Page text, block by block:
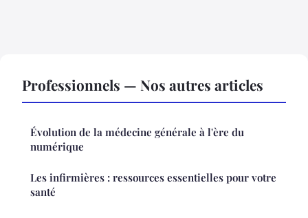
Professionnels — Nos autres articles
Évolution de la médecine générale à l'ère du
numérique
Les infirmières : ressources essentielles pour votre
santé